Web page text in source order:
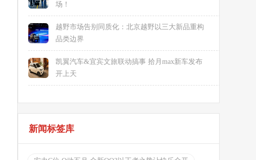
场！
越野市场告别同质化：北京越野以三大新品重构
品类边界
凯翼汽车&宜宾文旅联动搞事 拾月max新车发布
开上天
新闻标签库